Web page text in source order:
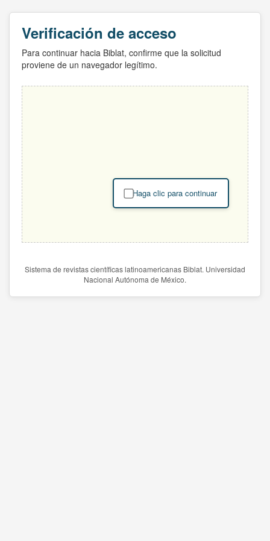
Verificación de acceso
Para continuar hacia Biblat, confirme que la solicitud
proviene de un navegador legítimo.
Haga clic para continuar
Sistema de revistas científicas latinoamericanas Biblat. Universidad
Nacional Autónoma de México.